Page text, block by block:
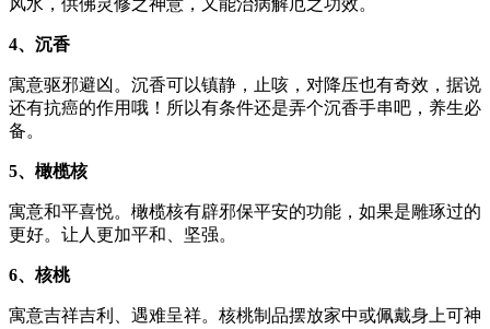
风水，供佛灵修之神意，又能治病解厄之功效。
4、沉香
寓意驱邪避凶。沉香可以镇静，止咳，对降压也有奇效，据说
还有抗癌的作用哦！所以有条件还是弄个沉香手串吧，养生必
备。
5、橄榄核
寓意和平喜悦。橄榄核有辟邪保平安的功能，如果是雕琢过的
更好。让人更加平和、坚强。
6、核桃
寓意吉祥吉利、遇难呈祥。核桃制品摆放家中或佩戴身上可神